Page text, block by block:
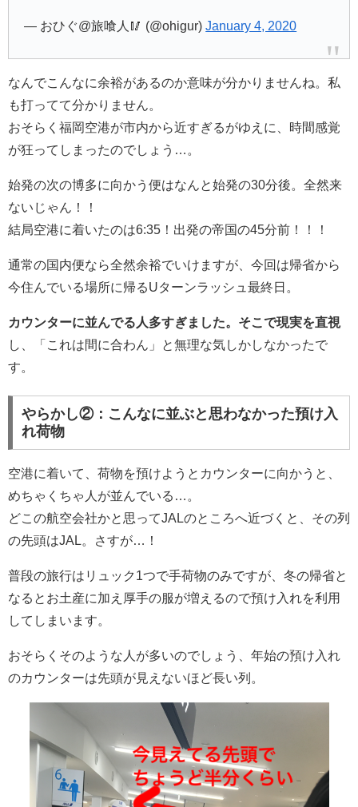
— おひぐ@旅喰人🥢 (@ohigur)January 4, 2020
なんでこんなに余裕があるのか意味が分かりませんね。私
も打ってて分かりません。
おそらく福岡空港が市内から近すぎるがゆえに、時間感覚
が狂ってしまったのでしょう…。
始発の次の博多に向かう便はなんと始発の30分後。全然来
ないじゃん！！
結局空港に着いたのは6:35！出発の帝国の45分前！！！
通常の国内便なら全然余裕でいけますが、今回は帰省から
今住んでいる場所に帰るUターンラッシュ最終日。
カウンターに並んでる人多すぎました。そこで現実を直視
し、「これは間に合わん」と無理な気しかしなかったで
す。
やらかし②：こんなに並ぶと思わなかった預け入
れ荷物
空港に着いて、荷物を預けようとカウンターに向かうと、
めちゃくちゃ人が並んでいる…。
どこの航空会社かと思ってJALのところへ近づくと、その列
の先頭はJAL。さすが…！
普段の旅行はリュック1つで手荷物のみですが、冬の帰省と
なるとお土産に加え厚手の服が増えるので預け入れを利用
してしまいます。
おそらくそのような人が多いのでしょう、年始の預け入れ
のカウンターは先頭が見えないほど長い列。